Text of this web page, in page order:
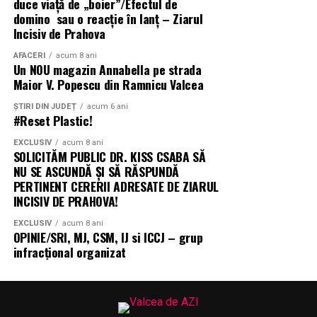
vedere spectaculoasă asupra lacului, liniște în
apropierea parcurilor sau acces rapid la centrele de
afaceri, aceste zone din București îți vor oferi tot ce ai
nevoie pentru un trai de lux.
🔗www.inrosummit.com
domino sau o reacție în lanț – Ziarul
Incisiv de Prahova
AFACERI acum 8 ani
Un NOU magazin Annabella pe strada
Maior V. Popescu din Ramnicu Valcea
ȘTIRI DIN JUDEȚ acum 6 ani
#Reset Plastic!
EXCLUSIV acum 8 ani
SOLICITĂM PUBLIC DR. KISS CSABA SĂ
NU SE ASCUNDĂ ȘI SĂ RĂSPUNDĂ
PERTINENT CERERII ADRESATE DE ZIARUL
INCISIV DE PRAHOVA!
EXCLUSIV acum 8 ani
OPINIE/SRI, MJ, CSM, IJ si ICCJ – grup
infracțional organizat